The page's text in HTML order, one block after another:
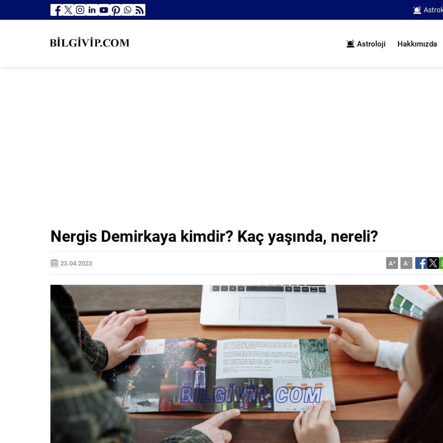
Astroloji Hakkımızda
Nergis Demirkaya kimdir? Kaç yaşında, nereli?
23.04.2023 A+ A-